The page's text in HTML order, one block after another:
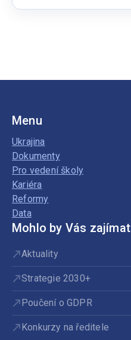
Menu
Ukrajina
Dokumenty
Pro vedení školy
Kariéra
Reformy
Data
Mohlo by Vás zajímat
Aktuality
Strategie 2030+
Poučení o GDPR
Konkurzy na ředitele